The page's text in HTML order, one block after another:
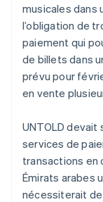
musicales dans
l’obligation de
paiement qui
de billets dans
prévu pour
en vente
UNTOLD devait
services de
transactions en
Émirats arabes
nécessiterait de